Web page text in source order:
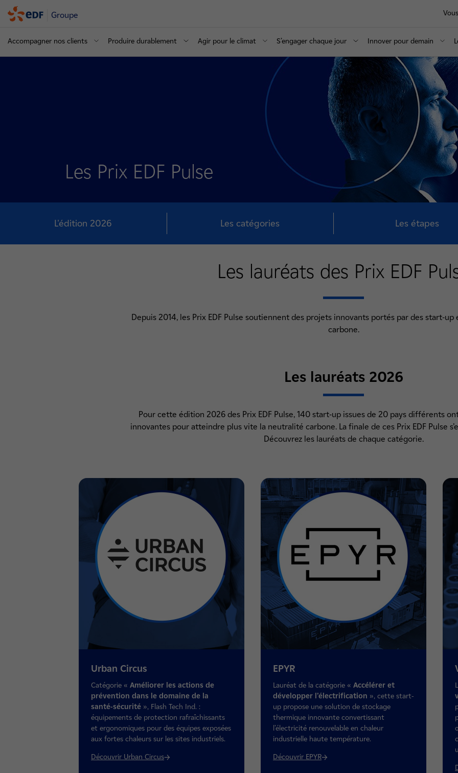
Groupe
Accompagner nos clients Produire durablement Agir pour le climat S’engager chaque jour Innover pour demain
Les Prix EDF Pulse
L'édition 2026 Les catégories Les étapes
Les lauréats des Prix EDF
Depuis 2014, les Prix EDF Pulse soutiennent des projets innovants portés par des start-
carbone.
Les lauréats 2026
Pour cette édition 2026 des Prix EDF Pulse, 140 start-up issues de 20 pays différents
innovantes pour atteindre plus vite la neutralité carbone. La finale de ces Prix EDF Pulse
Découvrez les lauréats de chaque catégorie.
Urban Circus
Catégorie « Améliorer les actions de
prévention dans le domaine de la
santé-sécurité », Flash Tech Ind. :
équipements de protection rafraîchissants
et ergonomiques pour des équipes exposées
aux fortes chaleurs sur les sites industriels.
Découvrir Urban Circus
EPYR
Lauréat de la catégorie « Accélérer et
développer l’électrification », cette start-
up propose une solution de stockage
thermique innovante convertissant
l’électricité renouvelable en chaleur
industrielle haute température.
Découvrir EPYR